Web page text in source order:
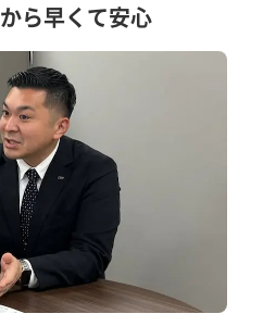
ら早くて安心